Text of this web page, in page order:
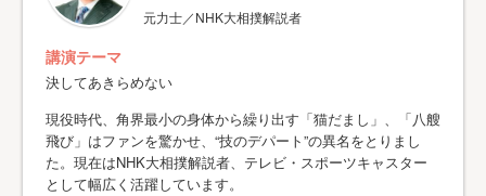
元力士／NHK大相撲解説者
講演テーマ
決してあきらめない
現役時代、角界最小の身体から繰り出す「猫だまし」、「八艘
飛び」はファンを驚かせ、“技のデパート”の異名をとりまし
た。現在はNHK大相撲解説者、テレビ・スポーツキャスター
として幅広く活躍しています。